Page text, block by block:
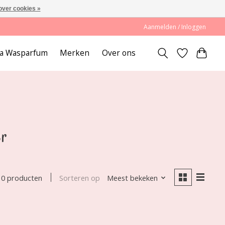
Aanmelden / Inloggen
Wasparfum Merken Over ons
0 producten Sorteren op Meest bekeken
cookies »